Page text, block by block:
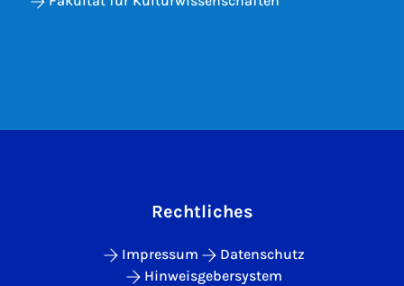
Rechtliches
Impressum
Datenschutz
Hinweisgebersystem